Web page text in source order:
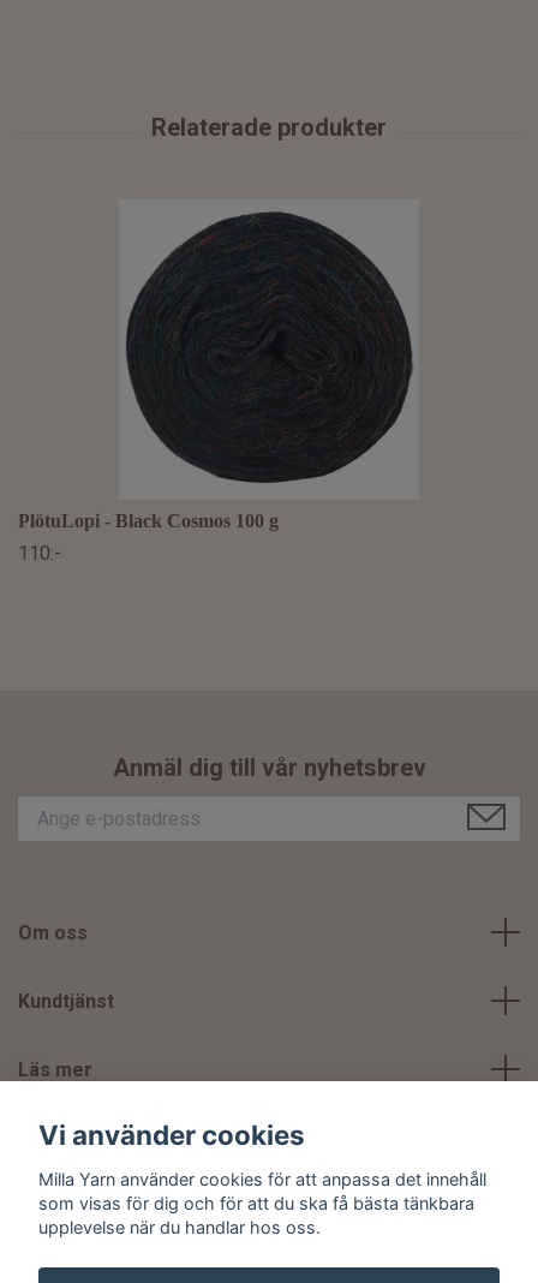
PlötuLopi - Black Cosmos 100 g
110:-
Anmäl dig till vår nyhetsbrev
Om oss
Kundtjänst
Läs mer
Sociala medier
Vi använder cookies
Milla Yarn använder cookies för att anpassa det innehåll
som visas för dig och för att du ska få bästa tänkbara
upplevelse när du handlar hos oss.